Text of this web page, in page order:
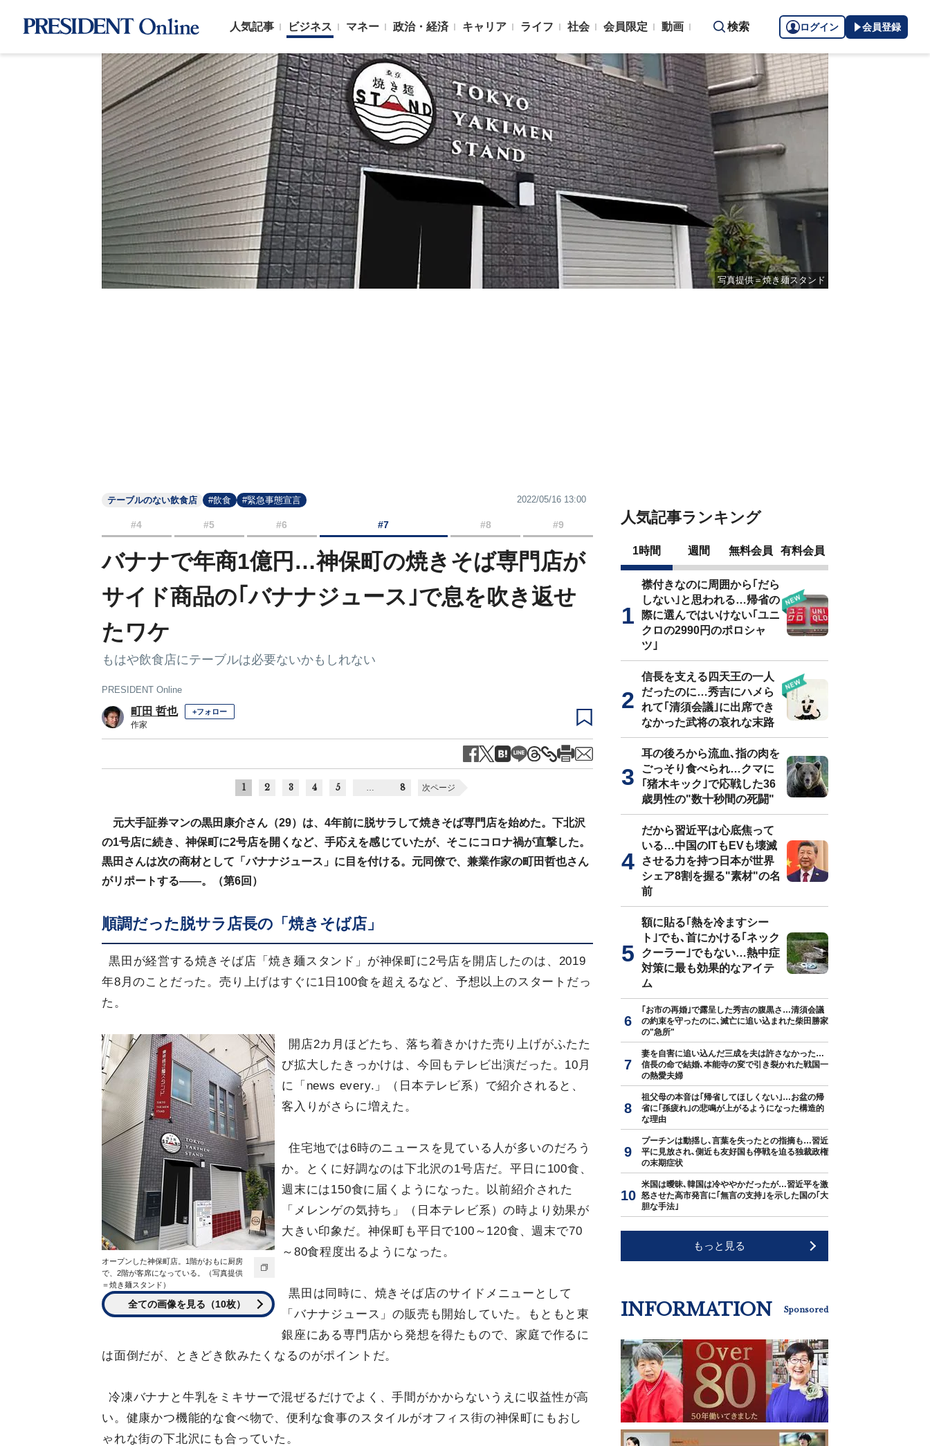
人気記事 ビジネス マネー 政治・経済 キャリア ライフ 社会 会員限定 動画 検索 ログイン 会員登録
写真提供＝焼き麺スタンド
テーブルのない飲食店 #飲食 #緊急事態宣言 2022/05/16 13:00
#4 #5 #6 #7 #8 #9
バナナで年商1億円…神保町の焼きそば専門店が
サイド商品の｢バナナジュース｣で息を吹き返せ
たワケ
もはや飲食店にテーブルは必要ないかもしれない
PRESIDENT Online
町田 哲也 +フォロー
作家
1 2 3 4 5 … 8 次ページ
元大手証券マンの黒田康介さん（29）は、4年前に脱サラして焼きそば専門店を始めた。下北沢
の1号店に続き、神保町に2号店を開くなど、手応えを感じていたが、そこにコロナ禍が直撃した。
黒田さんは次の商材として「バナナジュース」に目を付ける。元同僚で、兼業作家の町田哲也さん
がリポートする――。（第6回）
順調だった脱サラ店長の「焼きそば店」
黒田が経営する焼きそば店「焼き麺スタンド」が神保町に2号店を開店したのは、2019
年8月のことだった。売り上げはすぐに1日100食を超えるなど、予想以上のスタートだっ
た。
オープンした神保町店。1階がおもに厨房
で、2階が客席になっている。（写真提供
＝焼き麺スタンド）
全ての画像を見る（10枚）
開店2カ月ほどたち、落ち着きかけた売り上げがふたた
び拡大したきっかけは、今回もテレビ出演だった。10月
に「news every.」（日本テレビ系）で紹介されると、
客入りがさらに増えた。
住宅地では6時のニュースを見ている人が多いのだろう
か。とくに好調なのは下北沢の1号店だ。平日に100食、
週末には150食に届くようになった。以前紹介された
「メレンゲの気持ち」（日本テレビ系）の時より効果が
大きい印象だ。神保町も平日で100～120食、週末で70
～80食程度出るようになった。
黒田は同時に、焼きそば店のサイドメニューとして
「バナナジュース」の販売も開始していた。もともと東
銀座にある専門店から発想を得たもので、家庭で作るに
は面倒だが、ときどき飲みたくなるのがポイントだ。
冷凍バナナと牛乳をミキサーで混ぜるだけでよく、手間がかからないうえに収益性が高
い。健康かつ機能的な食べ物で、便利な食事のスタイルがオフィス街の神保町にもおし
ゃれな街の下北沢にも合っていた。
人気記事ランキング
1時間 週間 無料会員 有料会員
襟付きなのに周囲から｢だら
しない｣と思われる…帰省の
際に選んではいけない｢ユニ
クロの2990円のポロシャ
ツ｣
信長を支える四天王の一人
だったのに…秀吉にハメら
れて｢清須会議｣に出席でき
なかった武将の哀れな末路
耳の後ろから流血､指の肉を
ごっそり食べられ…クマに
｢猪木キック｣で応戦した36
歳男性の"数十秒間の死闘"
だから習近平は心底焦って
いる…中国のITもEVも壊滅
させる力を持つ日本が世界
シェア8割を握る"素材"の名
前
額に貼る｢熱を冷ますシー
ト｣でも､首にかける｢ネック
クーラー｣でもない…熱中症
対策に最も効果的なアイテ
ム
｢お市の再婚｣で露呈した秀吉の腹黒さ…清須会議
の約束を守ったのに､滅亡に追い込まれた柴田勝家
の"急所"
妻を自害に追い込んだ三成を夫は許さなかった…
信長の命で結婚､本能寺の変で引き裂かれた戦国一
の熱愛夫婦
祖父母の本音は｢帰省してほしくない｣…お盆の帰
省に｢孫疲れ｣の悲鳴が上がるようになった構造的
な理由
プーチンは動揺し､言葉を失ったとの指摘も…習近
平に見放され､側近も友好国も停戦を迫る独裁政権
の末期症状
米国は曖昧､韓国は冷ややかだったが…習近平を激
怒させた高市発言に｢無言の支持｣を示した国の｢大
胆な手法｣
もっと見る
INFORMATION Sponsored